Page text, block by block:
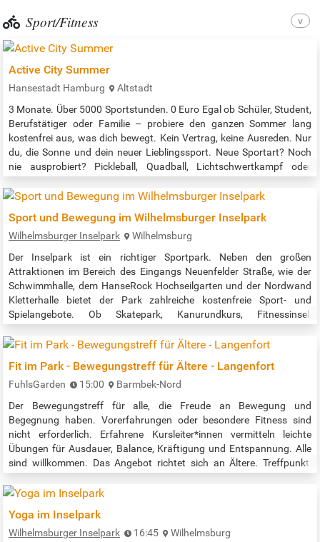
Sport/Fitness
Active City Summer
Hansestadt Hamburg
Altstadt
3 Monate. Über 5000 Sportstunden. 0 Euro Egal ob Schüler, Student,
Berufstätiger oder Familie – probiere den ganzen Sommer lang
kostenfrei aus, was dich bewegt. Kein Vertrag, keine Ausreden. Nur
du, die Sonne und dein neuer Lieblingssport. Neue Sportart? Noch
nie ausprobiert? Pickleball, Quadball, Lichtschwertkampf oder
Hamburger Sportvereinen kannst du dich durch verschiedenste
Sport und Bewegung im Wilhelmsburger Inselpark
Wilhelmsburger Inselpark
Wilhelmsburg
Der Inselpark ist ein richtiger Sportpark. Neben den großen
Attraktionen im Bereich des Eingangs Neuenfelder Straße, wie der
Schwimmhalle, dem HanseRock Hochseilgarten und der Nordwand
Kletterhalle bietet der Park zahlreiche kostenfreie Sport- und
Spielangebote. Ob Skatepark, Kanurundkurs, Fitnessinsel,
bestmögliche Bedingungen für eine aktive Gestaltung Ihres Alltags.
Fit im Park - Bewegungstreff für Ältere - Langenfort
FuhlsGarden 15:00
Barmbek-Nord
Der Bewegungstreff für alle, die Freude an Bewegung und
Begegnung haben. Vorerfahrungen oder besondere Fitness sind
nicht erforderlich. Erfahrene Kursleiter*innen vermitteln leichte
Übungen für Ausdauer, Balance, Kräftigung und Entspannung. Alle
sind willkommen. Das Angebot richtet sich an Ältere. Treffpunkt:
Uhr Quelle: https://parksportinsel.de/events/fit-im-park-barmbek/
Yoga im Inselpark
Wilhelmsburger Inselpark 16:45
Wilhelmsburg